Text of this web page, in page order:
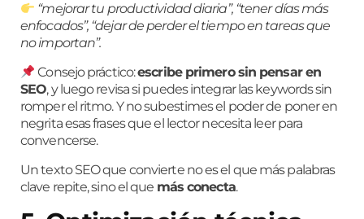
“mejorar tu productividad diaria”, “tener días más
enfocados”, “dejar de perder el tiempo en tareas que
no importan”.
Consejo práctico:escribe primero sin pensar en
SEO, y luego revisa si puedes integrar las keywords sin
romper el ritmo. Y no subestimes el poder de poner en
negrita esas frases que el lector necesita leer para
convencerse.
Un texto SEO que convierte no es el que más palabras
clave repite, sino el que más conecta.